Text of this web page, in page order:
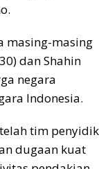
masing-masing
dan Shahin
negara
Indonesia.
tim penyidik
dugaan kuat